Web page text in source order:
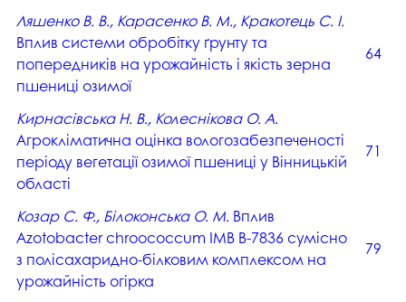
Ляшенко В. В., Карасенко В. М., Кракотець С. І.
Вплив системи обробітку ґрунту та
попередників на урожайність і якість зерна
пшениці озимої
64
Кирнасівська Н. В., Колеснікова О. А.
Агрокліматична оцінка вологозабезпеченості
періоду вегетації озимої пшениці у Вінницькій
області
71
Козар С. Ф., Білоконська О. М. Вплив
Аzotobacter chroococcum IMB B-7836 сумісно
з полісахаридно-білковим комплексом на
урожайність огірка
79